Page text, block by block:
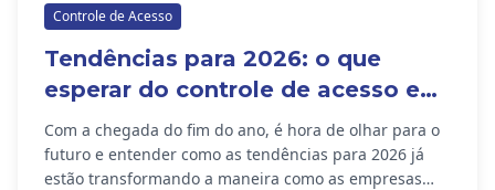
Controle de Acesso
Tendências para 2026: o que
esperar do controle de acesso e
do relógio de ponto?
Com a chegada do fim do ano, é hora de olhar para o
futuro e entender como as tendências para 2026 já
estão transformando a maneira como as empresas